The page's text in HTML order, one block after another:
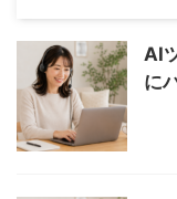
AI
に